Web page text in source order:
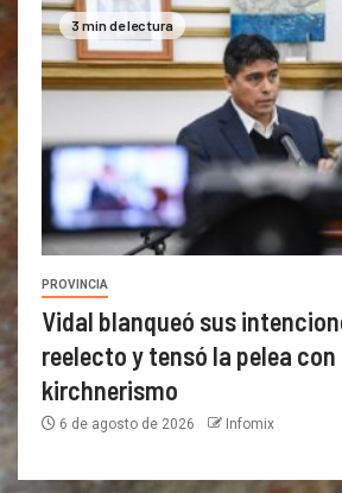
3 min de lectura
PROVINCIA
Vidal blanqueó sus
reelecto y tensó la pelea con
kirchnerismo
6 de agosto de 2026 Infomix